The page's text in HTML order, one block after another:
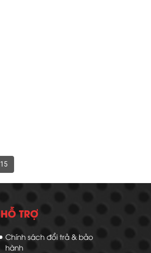
15
HỖ TRỢ
Chính sách đổi trả & bảo
hành